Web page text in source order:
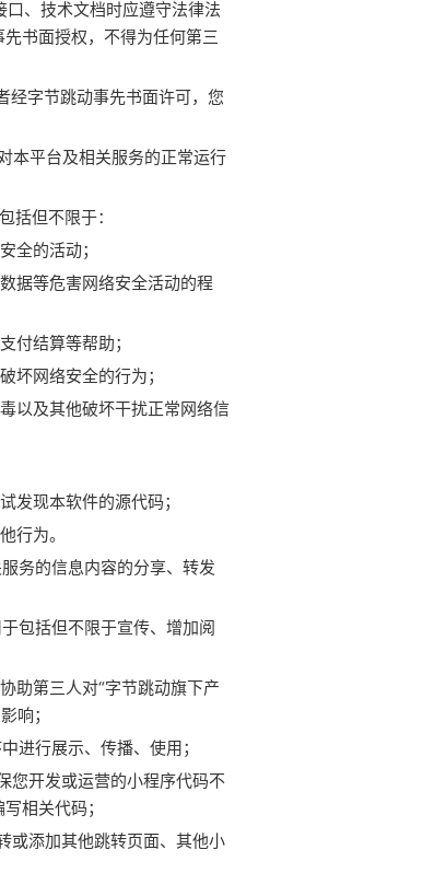
口、技术文档时应遵守法律法
书面授权，不得为任何第三
经字节跳动事先书面许可，您
本平台及相关服务的正常运行
括但不限于：
全的活动；
据等危害网络安全活动的程
结算等帮助；
网络安全的行为；
以及其他破坏干扰正常网络信
现本软件的源代码；
行为。
务的信息内容的分享、转发
包括但不限于宣传、增加阅
助第三人对“字节跳动旗下产
响；
进行展示、传播、使用；
您开发或运营的小程序代码不
相关代码；
或添加其他跳转页面、其他小